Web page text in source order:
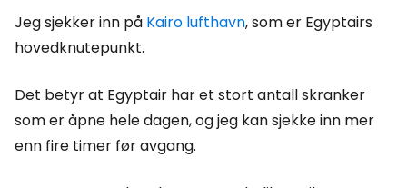
Jeg sjekker inn på Kairo lufthavn, som er Egyptairs
hovedknutepunkt.
Det betyr at Egyptair har et stort antall skranker
som er åpne hele dagen, og jeg kan sjekke inn mer
enn fire timer før avgang.